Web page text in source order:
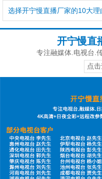
选择开宁慢直播厂家的10大理
开宁慢直
专注融媒体.电视台.
点